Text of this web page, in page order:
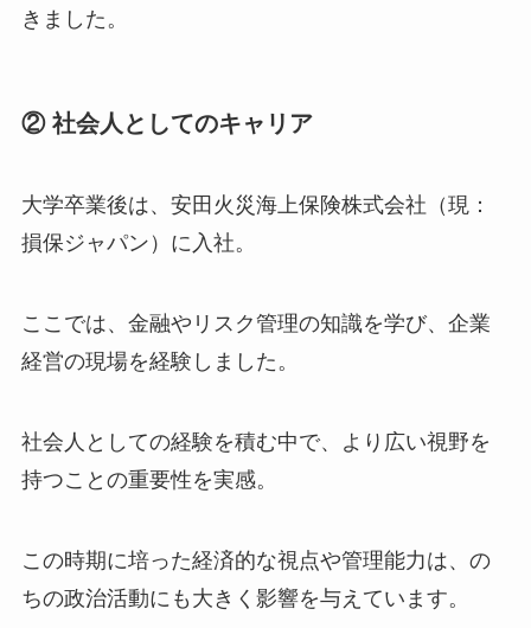
きました。
② 社会人としてのキャリア
大学卒業後は、安田火災海上保険株式会社（現：
損保ジャパン）に入社。
ここでは、金融やリスク管理の知識を学び、企業
経営の現場を経験しました。
社会人としての経験を積む中で、より広い視野を
持つことの重要性を実感。
この時期に培った経済的な視点や管理能力は、の
ちの政治活動にも大きく影響を与えています。